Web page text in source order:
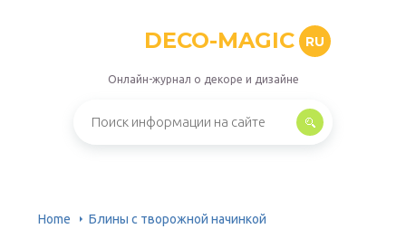
DECO-MAGIC RU
Онлайн-журнал о декоре и дизайне
Home Блины с творожной начинкой